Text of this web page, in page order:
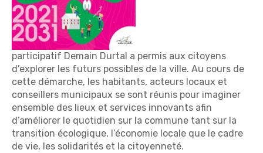
participatif Demain Durtal a permis aux citoyens
d’explorer les futurs possibles de la ville. Au cours de
cette démarche, les habitants, acteurs locaux et
conseillers municipaux se sont réunis pour imaginer
ensemble des lieux et services innovants afin
d’améliorer le quotidien sur la commune tant sur la
transition écologique, l’économie locale que le cadre
de vie, les solidarités et la citoyenneté.